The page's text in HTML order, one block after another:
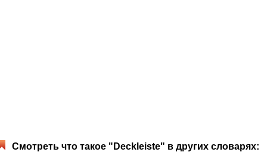
Смотреть что такое "Deckleiste" в других словарях: